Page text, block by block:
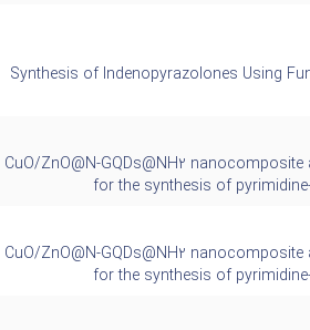
Synthesis of Indenopyrazolones Using
CuO/ZnO@N-GQDs@NH2
for the synthesis of
CuO/ZnO@N-GQDs@NH2
for the synthesis of